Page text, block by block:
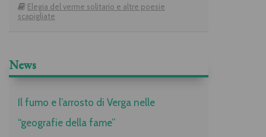
Elegia del verme solitario e altre poesie
scapigliate
News
Il fumo e l’arrosto di Verga nelle
“geografie della fame”